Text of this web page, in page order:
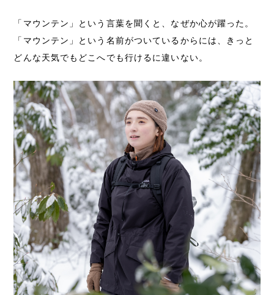
「マウンテン」という言葉を聞くと、なぜか心が躍った。
「マウンテン」という名前がついているからには、きっと
どんな天気でもどこへでも行けるに違いない。